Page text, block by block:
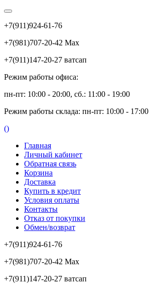
+7(911)924-61-76
+7(981)707-20-42 Max
+7(911)147-20-27 ватсап
Режим работы офиса:
пн-пт: 10:00 - 20:00, сб.: 11:00 - 19:00
Режим работы склада: пн-пт: 10:00 - 17:00
()
Главная
Личный кабинет
Обратная связь
Корзина
Доставка
Купить в кредит
Условия оплаты
Контакты
Отказ от покупки
Обмен/возврат
+7(911)924-61-76
+7(981)707-20-42 Max
+7(911)147-20-27 ватсап